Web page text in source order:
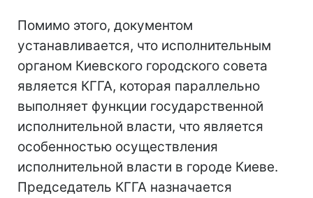
Помимо этого, документом
устанавливается, что исполнительным
органом Киевского городского совета
является КГГА, которая параллельно
выполняет функции государственной
исполнительной власти, что является
особенностью осуществления
исполнительной власти в городе Киеве.
Председатель КГГА назначается